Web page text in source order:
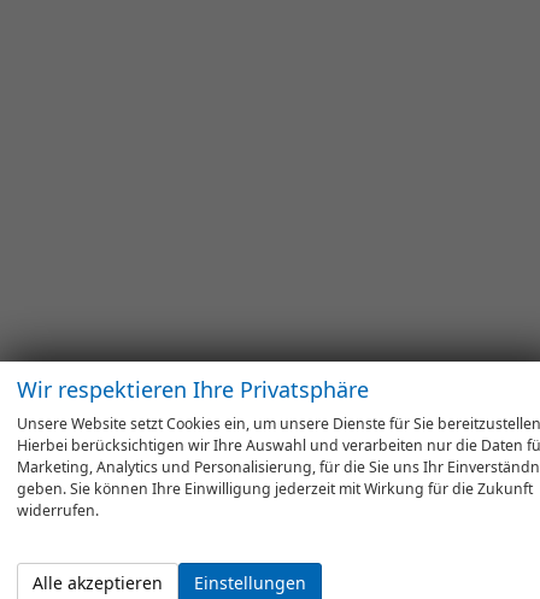
Wir respektieren Ihre Privatsphäre
Unsere Website setzt Cookies ein, um unsere Dienste für Sie
Hierbei berücksichtigen wir Ihre Auswahl und verarbeiten nur die Daten
Marketing, Analytics und Personalisierung, für die Sie uns Ihr
geben. Sie können Ihre Einwilligung jederzeit mit Wirkung für die Zukunft
widerrufen.
Alle akzeptieren Einstellungen